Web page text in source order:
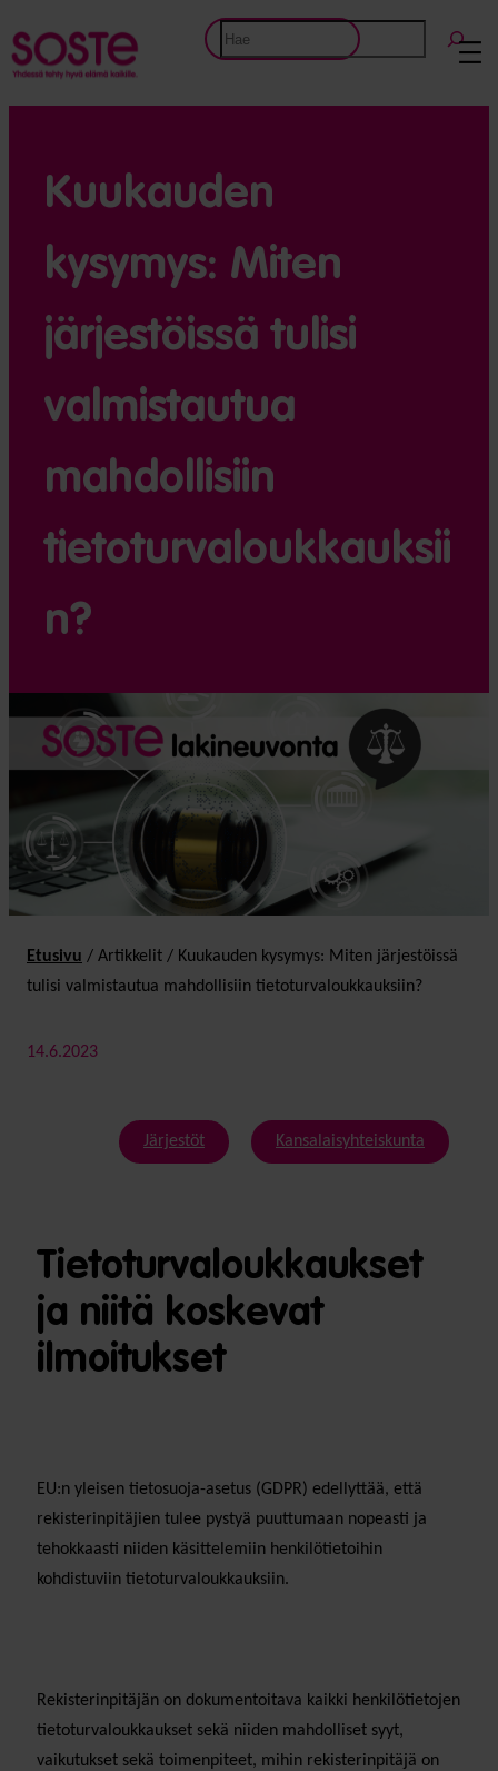
Etsi
Kuukauden
kysymys: Miten
järjestöissä tulisi
valmistautua
mahdollisiin
tietoturvaloukkauksii
n?
Etusivu / Artikkelit / Kuukauden kysymys: Miten järjestöissä
tulisi valmistautua mahdollisiin tietoturvaloukkauksiin?
14.6.2023
Järjestöt Kansalaisyhteiskunta
Tietoturvaloukkaukset
ja niitä koskevat
ilmoitukset
EU:n yleisen tietosuoja-asetus (GDPR) edellyttää, että
rekisterinpitäjien tulee pystyä puuttumaan nopeasti ja
tehokkaasti niiden käsittelemiin henkilötietoihin
kohdistuviin tietoturvaloukkauksiin.
Rekisterinpitäjän on dokumentoitava kaikki henkilötietojen
tietoturvaloukkaukset sekä niiden mahdolliset syyt,
vaikutukset sekä toimenpiteet, mihin rekisterinpitäjä on